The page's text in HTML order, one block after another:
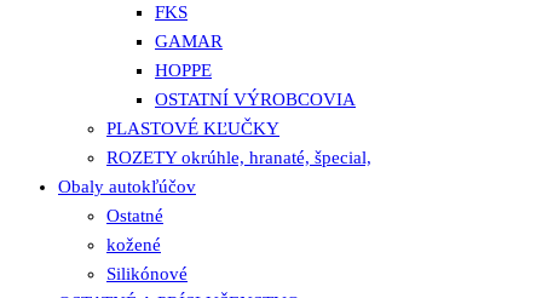
FKS
GAMAR
HOPPE
OSTATNÍ VÝROBCOVIA
PLASTOVÉ KĽUČKY
ROZETY okrúhle, hranaté, špecial,
Obaly autokľúčov
Ostatné
kožené
Silikónové